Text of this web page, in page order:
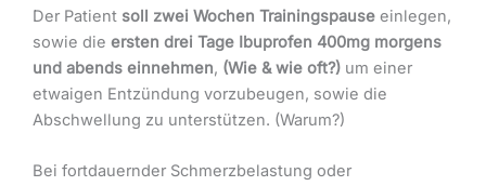
Der Patient soll zwei Wochen Trainingspause einlegen,
sowie die ersten drei Tage Ibuprofen 400mg morgens
und abends einnehmen, (Wie & wie oft?) um einer
etwaigen Entzündung vorzubeugen, sowie die
Abschwellung zu unterstützen. (Warum?)
Bei fortdauernder Schmerzbelastung oder